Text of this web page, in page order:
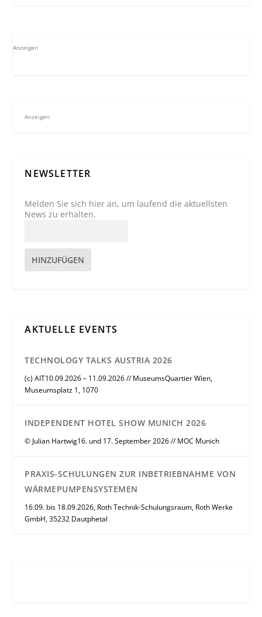
Anzeigen
Anzeigen
NEWSLETTER
Melden Sie sich hier an, um laufend die aktuellsten
News zu erhalten.
HINZUFÜGEN
AKTUELLE EVENTS
TECHNOLOGY TALKS AUSTRIA 2026
(c) AIT10.09.2026 – 11.09.2026 // MuseumsQuartier Wien,
Museumsplatz 1, 1070
INDEPENDENT HOTEL SHOW MUNICH 2026
© Julian Hartwig16. und 17. September 2026 // MOC Munich
PRAXIS-SCHULUNGEN ZUR INBETRIEBNAHME VON
WÄRMEPUMPENSYSTEMEN
16.09. bis 18.09.2026, Roth Technik-Schulungsraum, Roth Werke
GmbH, 35232 Dautphetal